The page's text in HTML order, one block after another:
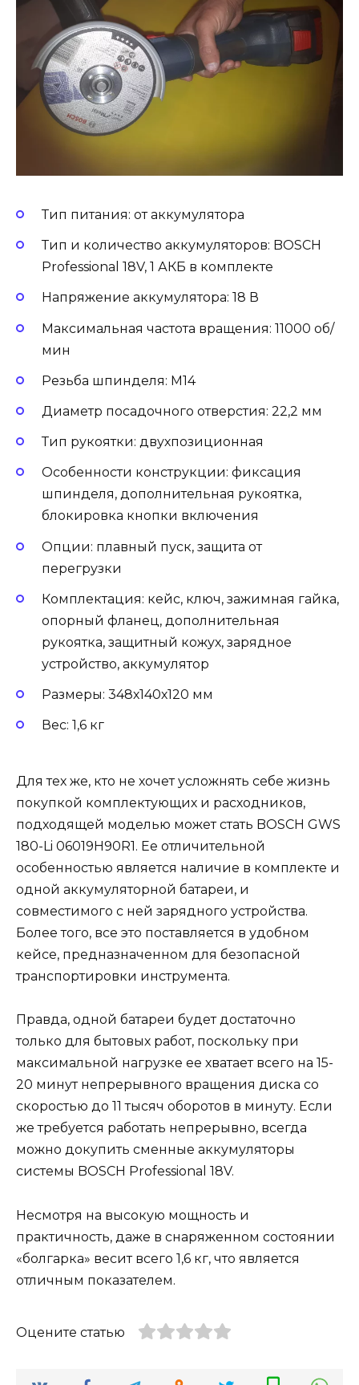
Тип питания: от аккумулятора
Тип и количество аккумуляторов: BOSCH
Professional 18V, 1 АКБ в комплекте
Напряжение аккумулятора: 18 В
Максимальная частота вращения: 11000 об/
мин
Резьба шпинделя: М14
Диаметр посадочного отверстия: 22,2 мм
Тип рукоятки: двухпозиционная
Особенности конструкции: фиксация
шпинделя, дополнительная рукоятка,
блокировка кнопки включения
Опции: плавный пуск, защита от
перегрузки
Комплектация: кейс, ключ, зажимная гайка,
опорный фланец, дополнительная
рукоятка, защитный кожух, зарядное
устройство, аккумулятор
Размеры: 348х140х120 мм
Вес: 1,6 кг
Для тех же, кто не хочет усложнять себе жизнь
покупкой комплектующих и расходников,
подходящей моделью может стать BOSCH GWS
180-Li 06019H90R1. Ее отличительной
особенностью является наличие в комплекте и
одной аккумуляторной батареи, и
совместимого с ней зарядного устройства.
Более того, все это поставляется в удобном
кейсе, предназначенном для безопасной
транспортировки инструмента.
Правда, одной батареи будет достаточно
только для бытовых работ, поскольку при
максимальной нагрузке ее хватает всего на 15-
20 минут непрерывного вращения диска со
скоростью до 11 тысяч оборотов в минуту. Если
же требуется работать непрерывно, всегда
можно докупить сменные аккумуляторы
системы BOSCH Professional 18V.
Несмотря на высокую мощность и
практичность, даже в снаряженном состоянии
«болгарка» весит всего 1,6 кг, что является
отличным показателем.
Оцените статью